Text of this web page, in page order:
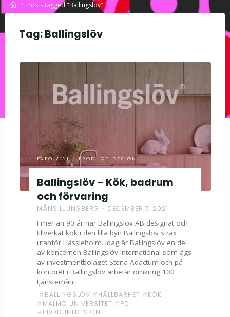
HomePosts tagged "Ballingslöv"
Tag:Ballingslöv
EXPO 2021 / PRODUCT DESIGN
Ballingslöv – Kök, badrum
och förvaring
MÅNS LJUNGBERG DECEMBER 7, 2021
I mer än 90 år har Ballingslöv AB designat och
tillverkat kök i den lilla byn Ballingslöv strax
utanför Hässleholm. Idag är Ballingslöv en del
av koncernen Ballingslöv International som ägs
av investmentbolaget Stena Adactum och på
kontoret i Ballingslöv arbetar omkring 100
tjänstemän.
#BALLINGSLÖV #HÅLLBARHET #KÖK
#MALMÖ UNIVERSITET #PD
#PRODUKTDESIGN